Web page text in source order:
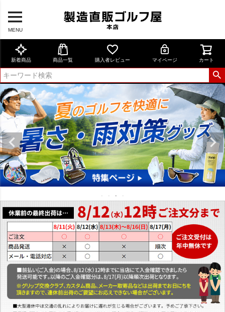
MENU
新着商品 商品一覧 購入者レビュー マイページ カート